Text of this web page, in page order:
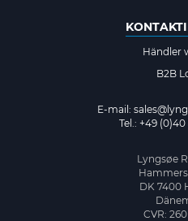
Händler
B2B
E-mail:
Tel.: +49
Lyngsøe
DK 7400
CVR: